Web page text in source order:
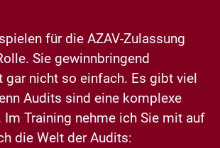
für die AZAV-Zulassung
Sie gewinnbringend
gar nicht so einfach. Es gibt viel
Audits sind eine komplexe
Im Training nehme ich Sie mit auf
die Welt der Audits: